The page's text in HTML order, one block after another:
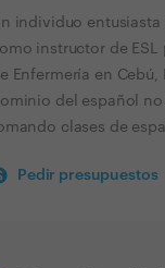
individuo
instructor de
Enfermería en
del español
clases de
Pedir presupuestos